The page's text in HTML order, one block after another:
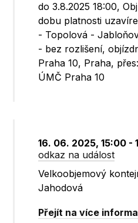
do 3.8.2025 18:00,
dobu platnosti
- Topolová -
- bez rozlišení,
Praha 10, Praha,
ÚMČ Praha 10
16. 06. 2025, 15:00 -
odkaz na událost
Velkoobjemový
Jahodová
Přejít na více